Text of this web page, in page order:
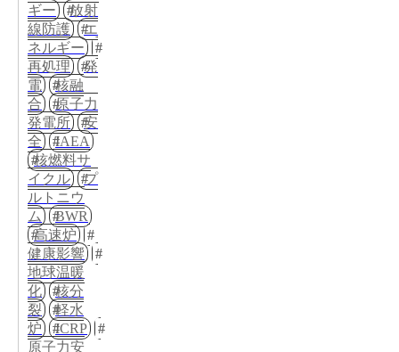
ギー
放射
線防護
エ
ネルギー
再処理
発
電
核融
合
原子力
発電所
安
全
IAEA
核燃料サ
イクル
プ
ルトニウ
ム
BWR
高速炉
健康影響
地球温暖
化
核分
裂
軽水
炉
ICRP
原子力安